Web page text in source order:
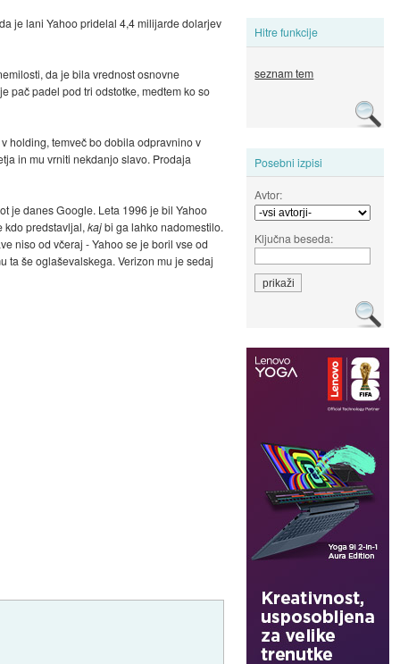
Hitre funkcije
seznam tem
Posebni izpisi
Avtor:
Ključna beseda:
je lani Yahoo pridelal 4,4 milijarde dolarjev
da je bila vrednost osnovne
pač padel pod tri odstotke, medtem ko so
holding, temveč bo dobila odpravnino v
in mu vrniti nekdanjo slavo. Prodaja
je danes Google. Leta 1996 je bil Yahoo
kdo predstavljal, kajbi ga lahko nadomestilo.
niso od včeraj - Yahoo se je boril vse od
ta še oglaševalskega. Verizon mu je sedaj